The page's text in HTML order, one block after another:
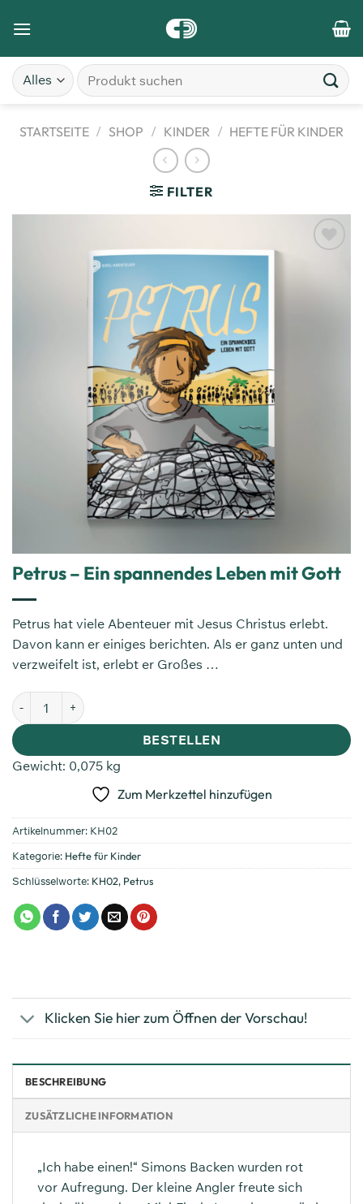
STARTSEITE / SHOP / KINDER / HEFTE FÜR KINDER
FILTER
Petrus – Ein spannendes Leben mit Gott
Petrus hat viele Abenteuer mit Jesus Christus erlebt.
Davon kann er einiges berichten. Als er ganz unten und
verzweifelt ist, erlebt er Großes …
BESTELLEN
Gewicht: 0,075 kg
Zum Merkzettel hinzufügen
Artikelnummer: KH02
Kategorie: Hefte für Kinder
Schlüsselworte: KH02, Petrus
Klicken Sie hier zum Öffnen der Vorschau!
BESCHREIBUNG
ZUSÄTZLICHE INFORMATION
„Ich habe einen!“ Simons Backen wurden rot
vor Aufregung. Der kleine Angler freute sich